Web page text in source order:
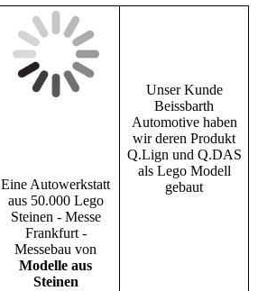
Eine Autowerkstatt
aus 50.000 Lego
Steinen - Messe
Frankfurt -
Messebau von
Modelle aus
Steinen
Unser Kunde
Beissbarth
Automotive haben
wir deren Produkt
Q.Lign und Q.DAS
als Lego Modell
gebaut